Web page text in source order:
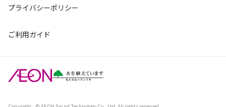
プライバシーポリシー
ご利用ガイド